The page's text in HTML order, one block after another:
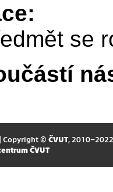
se
Copyright © ČVUT, 2010–2022
ČVUT